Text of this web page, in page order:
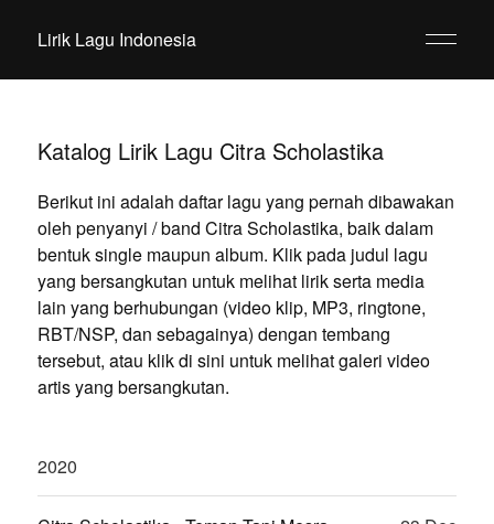
Lirik Lagu Indonesia
Katalog Lirik Lagu Citra Scholastika
Berikut ini adalah daftar lagu yang pernah dibawakan
oleh penyanyi / band Citra Scholastika, baik dalam
bentuk single maupun album. Klik pada judul lagu
yang bersangkutan untuk melihat lirik serta media
lain yang berhubungan (video klip, MP3, ringtone,
RBT/NSP, dan sebagainya) dengan tembang
tersebut, atau klik di sini untuk melihat galeri video
artis yang bersangkutan.
2020